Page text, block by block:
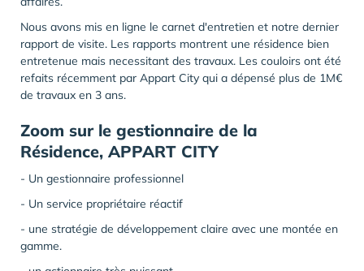
Nous avons mis en ligne le carnet d'entretien et notre dernier
rapport de visite. Les rapports montrent une résidence bien
entretenue mais necessitant des travaux. Les couloirs ont été
refaits récemment par Appart City qui a dépensé plus de 1M€
de travaux en 3 ans.
Zoom sur le gestionnaire de la
Résidence, APPART CITY
- Un gestionnaire professionnel
- Un service propriétaire réactif
- une stratégie de développement claire avec une montée en
gamme.